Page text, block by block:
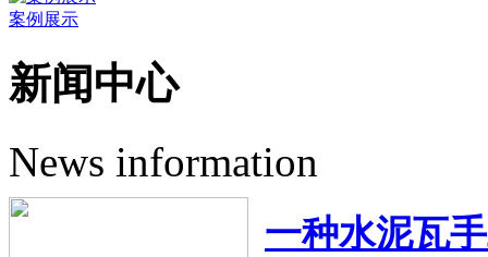
案例展示
新闻中心
News information
一种水泥瓦